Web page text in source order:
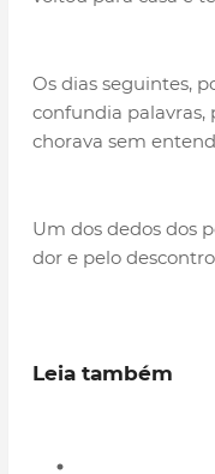
Os dias seguintes,
confundia palavras,
chorava sem
Um dos dedos dos
dor e pelo
Leia também